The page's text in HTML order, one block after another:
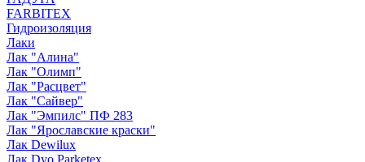
FARBITEX
Гидроизоляция
Лаки
Лак "Алина"
Лак "Олимп"
Лак "Расцвет"
Лак "Сайвер"
Лак "Эмпилс" ПФ 283
Лак "Ярославские краски"
Лак Dewilux
Лак Dyo Parketex